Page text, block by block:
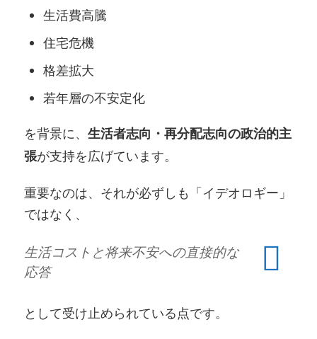
生活費高騰
住宅危機
格差拡大
若年層の不安定化
を背景に、
生活者志向・再分配志向の政治的主
張が支持を広げています。
重要なのは、それが必ずしも「イデオロギー」
ではなく、
生活コストと将来不安への直接的な
応答
として受け止められている点です。